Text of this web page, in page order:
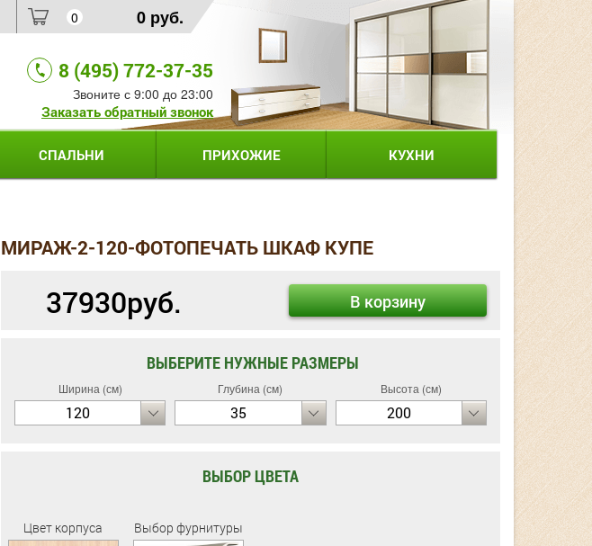
0 0 руб.
8 (495) 772-37-35
Звоните с 9:00 до 23:00
Заказать обратный звонок
СПАЛЬНИ ПРИХОЖИЕ КУХНИ
МИРАЖ-2-120-ФОТОПЕЧАТЬ ШКАФ КУПЕ
37930руб. В корзину
ВЫБЕРИТЕ НУЖНЫЕ РАЗМЕРЫ
Ширина (см)
120
Глубина (см)
35
Высота (см)
200
ВЫБОР ЦВЕТА
Цвет корпуса Выбор фурнитуры